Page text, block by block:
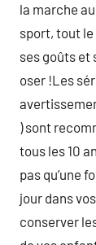
la marche
sport, tout
ses goûts et
oser !Les
) sont
tous les 10
pas qu’une
jour dans
conserver